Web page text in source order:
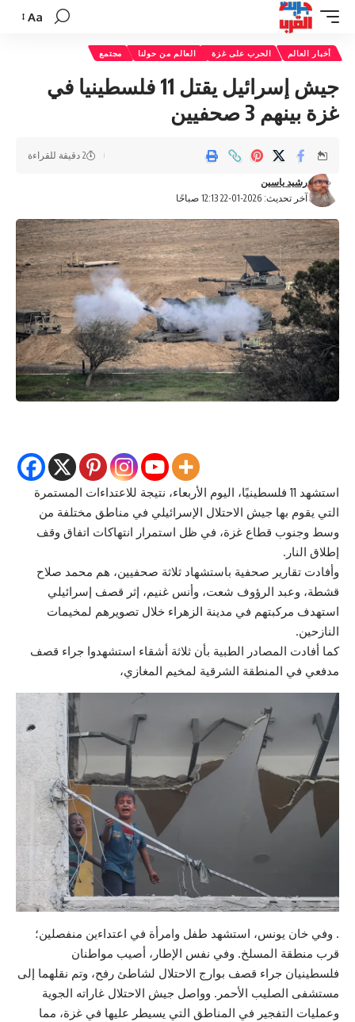
تغيير
Aa
أخبار العالم الحرب على غزة العالم من حولنا مجتمع
جيش إسرائيل يقتل 11 فلسطينيا في
غزة بينهم 3 صحفيين
آخر تحديث: 2026-01-22 12:13 صباحًا
رشيد ياسين
2 دقيقة للقراءة
استشهد 11 فلسطينيًا، اليوم الأربعاء، نتيجة للاعتداءات المستمرة
التي يقوم بها جيش الاحتلال الإسرائيلي في مناطق مختلفة من
وسط وجنوب قطاع غزة، في ظل استمرار انتهاكات اتفاق وقف
إطلاق النار.
وأفادت تقارير صحفية باستشهاد ثلاثة صحفيين، هم محمد صلاح
قشطة، وعبد الرؤوف شعت، وأنس غنيم، إثر قصف إسرائيلي
استهدف مركبتهم في مدينة الزهراء خلال تصويرهم لمخيمات
النازحين.
كما أفادت المصادر الطبية بأن ثلاثة أشقاء استشهدوا جراء قصف
مدفعي في المنطقة الشرقية لمخيم المغازي،
. وفي خان يونس، استشهد طفل وامرأة في اعتداءين منفصلين؛
قرب منطقة المسلخ. وفي نفس الإطار، أصيب مواطنان
فلسطينيان جراء قصف بوارج الاحتلال لشاطئ رفح، وتم نقلهما إلى
مستشفى الصليب الأحمر. وواصل جيش الاحتلال غاراته الجوية
وعمليات التفجير في المناطق التي يسيطر عليها في غزة، مما